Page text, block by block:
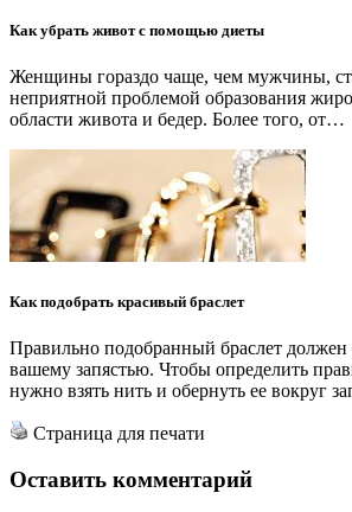
Как убрать живот с помощью диеты
Женщины гораздо чаще, чем мужчины,
неприятной проблемой образования
области живота и бедер. Более того, от…
Как подобрать красивый браслет
Правильно подобранный браслет должен
вашему запястью. Чтобы определить
нужно взять нить и обернуть ее вокруг
Страница для печати
Оставить комментарий